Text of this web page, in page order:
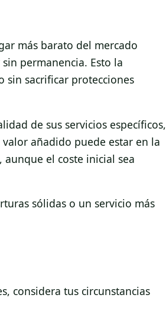
más barato del mercado
permanencia. Esto la
sin sacrificar protecciones
de sus servicios específicos,
añadido puede estar en la
el coste inicial sea
sólidas o un servicio más
considera tus circunstancias